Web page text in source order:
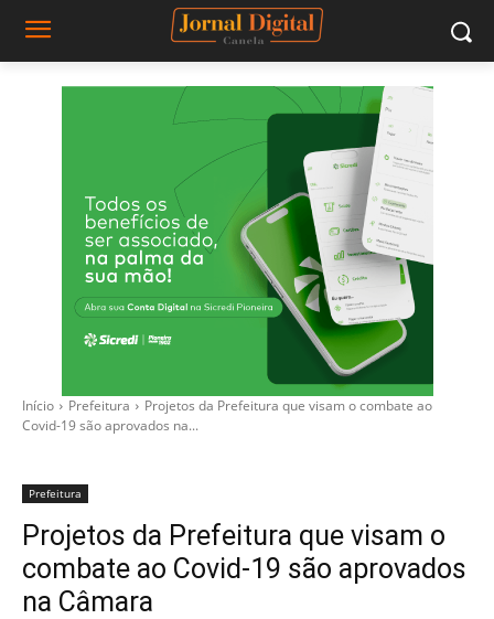
Início Prefeitura
Projetos da Prefeitura que visam o combate ao
Covid-19 são aprovados na...
Prefeitura
Projetos da Prefeitura que visam o
combate ao Covid-19 são aprovados
na Câmara